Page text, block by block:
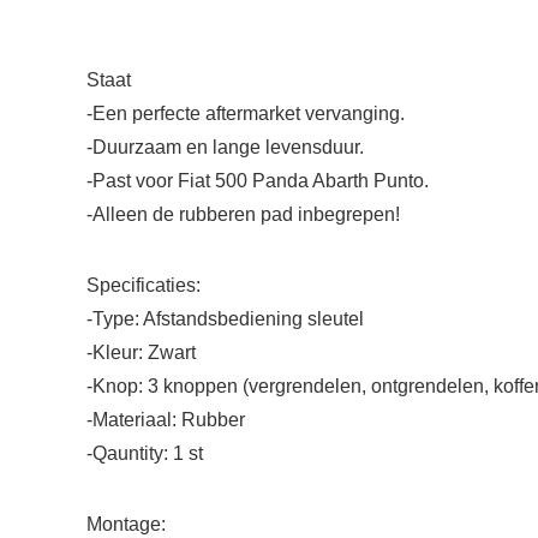
Staat
-Een perfecte aftermarket vervanging.
-Duurzaam en lange levensduur.
-Past voor Fiat 500 Panda Abarth Punto.
-Alleen de rubberen pad inbegrepen!
Specificaties:
-Type: Afstandsbediening sleutel
-Kleur: Zwart
-Knop: 3 knoppen (vergrendelen, ontgrendelen,
-Materiaal: Rubber
-Qauntity: 1 st
Montage: